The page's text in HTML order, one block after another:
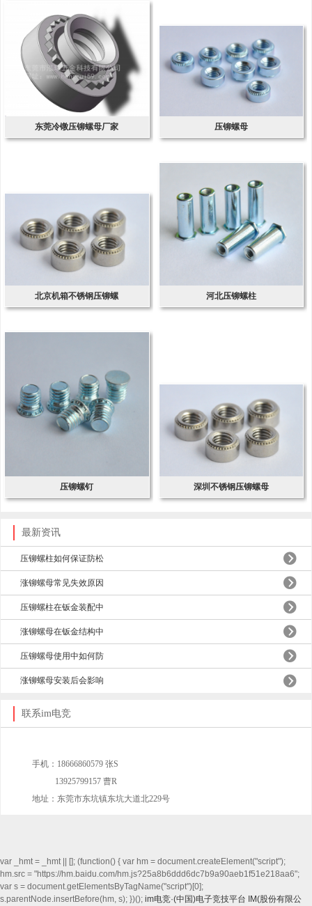
东莞冷镦压铆螺母厂家 压铆螺母
北京机箱不锈钢压铆螺 河北压铆螺柱
压铆螺钉 深圳不锈钢压铆螺母
最新资讯
压铆螺柱如何保证防松
涨铆螺母常见失效原因
压铆螺柱在钣金装配中
涨铆螺母在钣金结构中
压铆螺母使用中如何防
涨铆螺母安装后会影响
联系im电竞
手机：18666860579 张S
13925799157 曹R
地址：东莞市东坑镇东坑大道北229号
var _hmt = _hmt || []; (function() { var hm = document.createElement("script");
hm.src = "https://hm.baidu.com/hm.js?25a8b6ddd6dc7b9a90aeb1f51e218aa6";
var s = document.getElementsByTagName("script")[0];
s.parentNode.insertBefore(hm, s); })(); im电竞·(中国)电子竞技平台 IM(股份有限公